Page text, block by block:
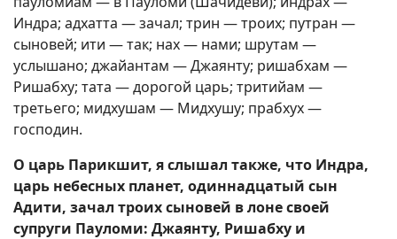
Индра; адхатта — зачал; трин — троих; путран —
сыновей; ити — так; нах — нами; шрутам —
услышано; джайантам — Джаянту; ришабхам —
Ришабху; тата — дорогой царь; тритийам —
третьего; мидхушам — Мидхушу; прабхух —
господин.
О царь Парикшит, я слышал также, что Индра,
царь небесных планет, одиннадцатый сын
Адити, зачал троих сыновей в лоне своей
супруги Пауломи: Джаянту, Ришабху и